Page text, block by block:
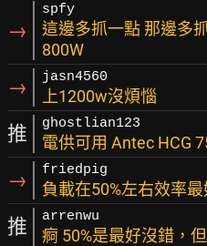
→
spfy
這邊多抓一點 那邊多
800W
→ jasn4560
上1200w沒煩惱
推 ghostlian123
電供可用 Antec HCG
→ friedpig
負載在50%左右效率
推 arrenwu
痾 50%是最好沒錯，